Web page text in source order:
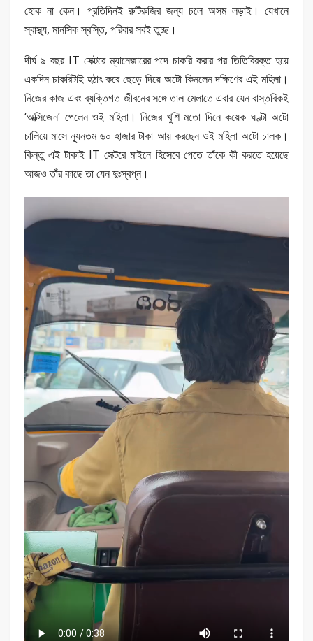
হোক না কেন। প্রতিদিনই রুটিরুজির জন্য চলে অসম লড়াই। যেখানে
স্বাস্থ্য, মানসিক স্বস্তি, পরিবার সবই তুচ্ছ।
দীর্ঘ ৯ বছর IT সেক্টরে ম্যানেজারের পদে চাকরি করার পর তিতিবিরক্ত হয়ে
একদিন চাকরিটাই হঠাৎ করে ছেড়ে দিয়ে অটো কিনলেন দক্ষিণের এই মহিলা।
নিজের কাজ এবং ব্যক্তিগত জীবনের সঙ্গে তাল মেলাতে এবার যেন বাস্তবিকই
‘অক্সিজেন’ পেলেন ওই মহিলা। নিজের খুশি মতো দিনে কয়েক ঘণ্টা অটো
চালিয়ে মাসে ন্যূনতম ৬০ হাজার টাকা আয় করছেন ওই মহিলা অটো চালক।
কিন্তু এই টাকাই IT সেক্টরে মাইনে হিসেবে পেতে তাঁকে কী করতে হয়েছে
আজও তাঁর কাছে তা যেন দুঃস্বপ্ন।